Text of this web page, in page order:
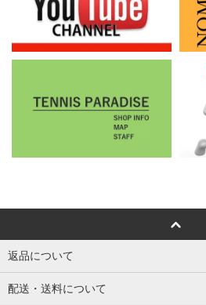
返品について
配送・送料について